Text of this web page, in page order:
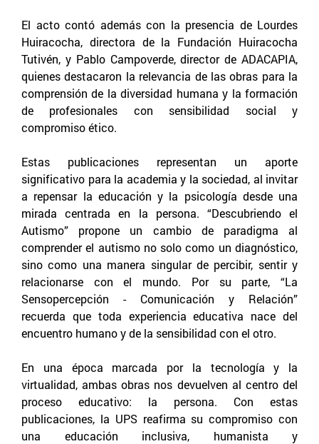
El acto contó además con la presencia de Lourdes
Huiracocha, directora de la Fundación Huiracocha
Tutivén, y Pablo Campoverde, director de ADACAPIA,
quienes destacaron la relevancia de las obras para la
comprensión de la diversidad humana y la formación
de profesionales con sensibilidad social y
compromiso ético.
Estas publicaciones representan un aporte
significativo para la academia y la sociedad, al invitar
a repensar la educación y la psicología desde una
mirada centrada en la persona. “Descubriendo el
Autismo” propone un cambio de paradigma al
comprender el autismo no solo como un diagnóstico,
sino como una manera singular de percibir, sentir y
relacionarse con el mundo. Por su parte, “La
Sensopercepción - Comunicación y Relación”
recuerda que toda experiencia educativa nace del
encuentro humano y de la sensibilidad con el otro.
En una época marcada por la tecnología y la
virtualidad, ambas obras nos devuelven al centro del
proceso educativo: la persona. Con estas
publicaciones, la UPS reafirma su compromiso con
una educación inclusiva, humanista y